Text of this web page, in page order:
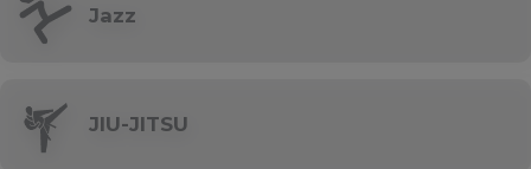
Jazz
JIU-JITSU